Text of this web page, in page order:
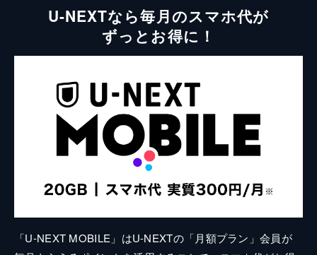
U-NEXTなら毎月のスマホ代が
ずっとお得に！
「U-NEXT MOBILE」はU-NEXTの「月額プラン」会員が